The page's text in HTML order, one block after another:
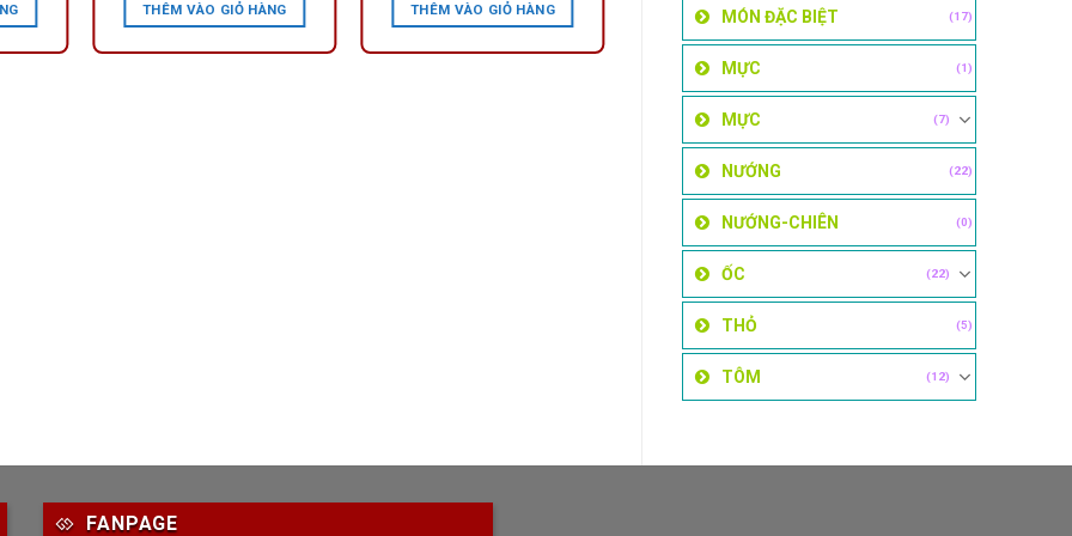
MÓN ĐẶC BIỆT (17)
MỰC (1)
MỰC (7)
NƯỚNG (22)
NƯỚNG-CHIÊN (0)
ỐC (22)
THỎ (5)
TÔM (12)
THÊM VÀO GIỎ HÀNG THÊM VÀO GIỎ HÀNG
FANPAGE